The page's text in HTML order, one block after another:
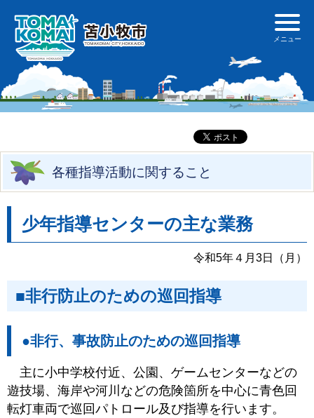
各種指導活動に関すること
少年指導センターの主な業務
令和5年４月3日（月）
■非行防止のための巡回指導
●非行、事故防止のための巡回指導
主に小中学校付近、公園、ゲームセンターなどの
遊技場、海岸や河川などの危険箇所を中心に青色回
転灯車両で巡回パトロール及び指導を行います。